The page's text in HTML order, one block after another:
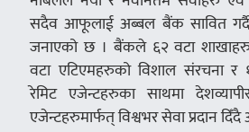
सदैव आफूलाई अब्बल बैंक सावित गर्दै
जनाएको छ । बैंकले ६२ वटा
वटा एटिएमहरुको विशाल संरचना र
रेमिट एजेन्टहरुका साथमा
एजेन्टहरुमार्फत् विश्वभर सेवा प्रदान